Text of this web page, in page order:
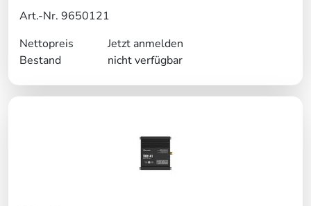
Art.-Nr. 9650121
Nettopreis
Jetzt anmelden
Bestand
nicht verfügbar